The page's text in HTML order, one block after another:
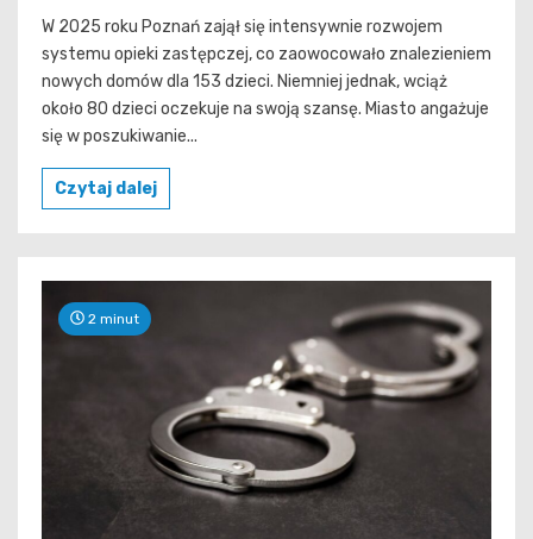
W 2025 roku Poznań zajął się intensywnie rozwojem
systemu opieki zastępczej, co zaowocowało znalezieniem
nowych domów dla 153 dzieci. Niemniej jednak, wciąż
około 80 dzieci oczekuje na swoją szansę. Miasto angażuje
się w poszukiwanie...
Czytaj dalej
2 minut